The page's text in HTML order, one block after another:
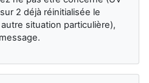
2 déjà réinitialisée le
situation particulière),